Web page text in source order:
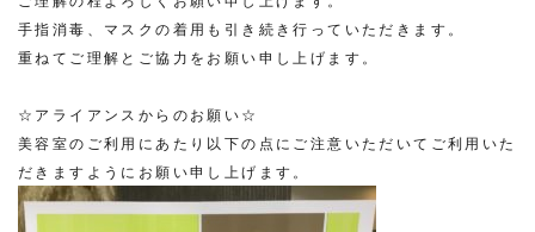
手指消毒、マスクの着用も引き続き行っていただきます。
重ねてご理解とご協力をお願い申し上げます。
☆アライアンスからのお願い☆
美容室のご利用にあたり以下の点にご注意いただいてご利用いた
だきますようにお願い申し上げます。